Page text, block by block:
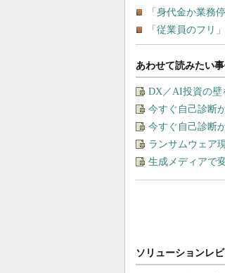
あわせて読みたい
DX／AI投資の壁
今すぐ自己診断
今すぐ自己診断
ランサムウェア
生成メディアで